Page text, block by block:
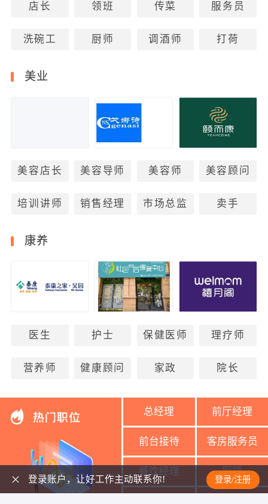
店长 领班 传菜 服务员
洗碗工 厨师 调酒师 打荷
美业
美容店长 美容导师 美容师 美容顾问
培训讲师 销售经理 市场总监 卖手
康养
医生 护士 保健医师 理疗师
营养师 健康顾问 家政 院长
总经理 前厅经理
前台接待 客房服务员
餐饮经理 厨师
登录账户，让好工作主动联系你! 登录/注册